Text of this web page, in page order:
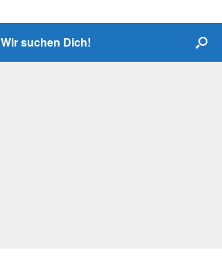
Wir suchen Dich!